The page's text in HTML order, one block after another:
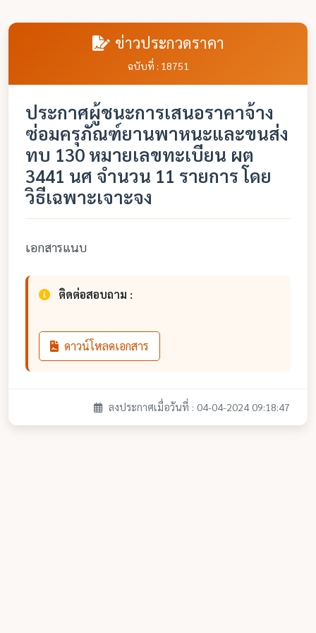
ข่าวประกวดราคา
ฉบับที่ : 18751
ประกาศผู้ชนะการเสนอราคาจ้าง
ซ่อมครุภัณฑ์ยานพาหนะและขนส่ง
ทบ 130 หมายเลขทะเบียน ผต
3441 นศ จำนวน 11 รายการ โดย
วิธีเฉพาะเจาะจง
เอกสารแนบ
ติดต่อสอบถาม :
ดาวน์โหลดเอกสาร
ลงประกาศเมื่อวันที่ : 04-04-2024 09:18:47